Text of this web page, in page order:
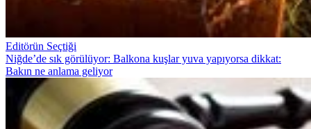
Editörün Seçtiği
Niğde’de sık görülüyor: Balkona kuşlar yuva yapıyorsa dikkat:
Bakın ne anlama geliyor